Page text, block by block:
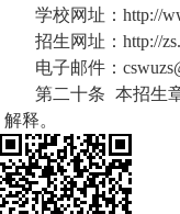
学校网址： http://
招生网址： http://
电子邮件：
第二十条 本招生
解释。